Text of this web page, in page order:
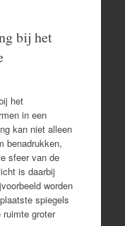
bij het
het
in een
kan niet alleen
benadrukken,
sfeer van de
is daarbij
worden
spiegels
groter